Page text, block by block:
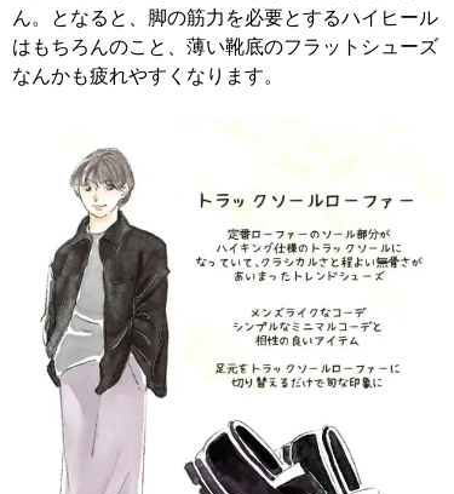
ん。となると、脚の筋力を必要とするハイヒール
はもちろんのこと、薄い靴底のフラットシューズ
なんかも疲れやすくなります。